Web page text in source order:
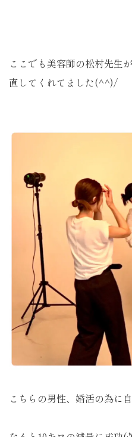
ここでも美容師の松村先生
直してくれてました(^^)/
こちらの男性、婚活の為に